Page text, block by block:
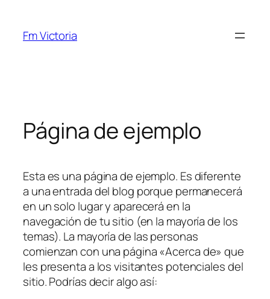
contenido
Fm Victoria
Página de ejemplo
Esta es una página de ejemplo. Es diferente
a una entrada del blog porque permanecerá
en un solo lugar y aparecerá en la
navegación de tu sitio (en la mayoría de los
temas). La mayoría de las personas
comienzan con una página «Acerca de» que
les presenta a los visitantes potenciales del
sitio. Podrías decir algo así: